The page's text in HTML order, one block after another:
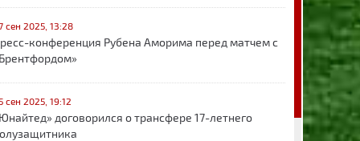
сен 2025, 13:28
конференция Рубена Аморима перед матчем с
сен 2025, 19:12
договорился о трансфере 17-летнего